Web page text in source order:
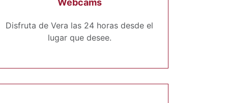
Disfruta de Vera las 24 horas desde el
lugar que desee.